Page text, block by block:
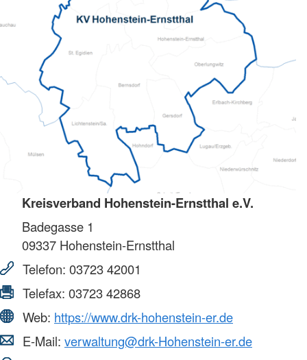
Kreisverband Hohenstein-Ernstthal e.V.
Badegasse 1
09337 Hohenstein-Ernstthal
Telefon: 03723 42001
Telefax: 03723 42868
Web: https://www.drk-hohenstein-er.de
E-Mail: verwaltung@drk-Hohenstein-er.de